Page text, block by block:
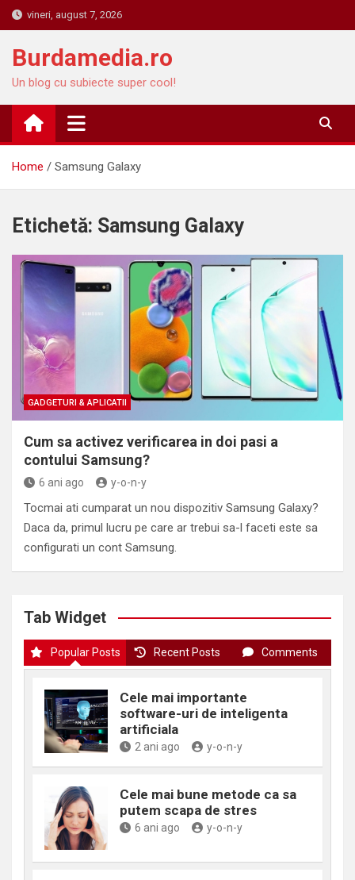
Skip
to
content
vineri, august 7, 2026
Burdamedia.ro
Un blog cu subiecte super cool!
Home Samsung Galaxy
Etichetă: Samsung Galaxy
GADGETURI & APLICATII
Cum sa activez verificarea in doi pasi a
contului Samsung?
6 ani ago y-o-n-y
Tocmai ati cumparat un nou dispozitiv Samsung Galaxy?
Daca da, primul lucru pe care ar trebui sa-l faceti este sa
configurati un cont Samsung.
Tab Widget
Popular Posts Recent Posts Comments
Cele mai importante
software-uri de inteligenta
artificiala
2 ani ago y-o-n-y
Cele mai bune metode ca sa
putem scapa de stres
6 ani ago y-o-n-y